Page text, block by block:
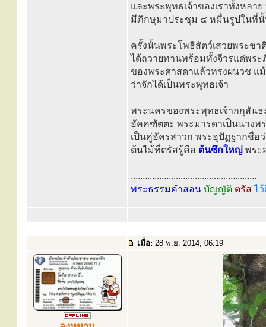
และพระพุทธเจ้าของเราทั้งหลา
มีภิกษุมาประชุม ๔ หมื่นรูปในที่
ครั้งนั้นพระโพธิสัตว์เสวยพระชา
ได้ถวายทานพร้อมทั้งจีวรแด่พร
ของพระศาสดาแล้วทรงผนวช
ว่าจักได้เป็นพระพุทธเจ้า
พระนครของพระพุทธเจ้ากกุสัน
อัคคฑัตตะ พระมารดาเป็นนาง
เป็นคู่อัครสาวก พระอุปัฏฐากชื่อ
ต้นไม้ที่ตรัสรู้คือ ต้นซึกใหญ่ พระ
.....................................................
พระธรรมคำสอน บัญญัติ ตรัสไ
เมื่อ: 28 พ.ย. 2014, 06:19